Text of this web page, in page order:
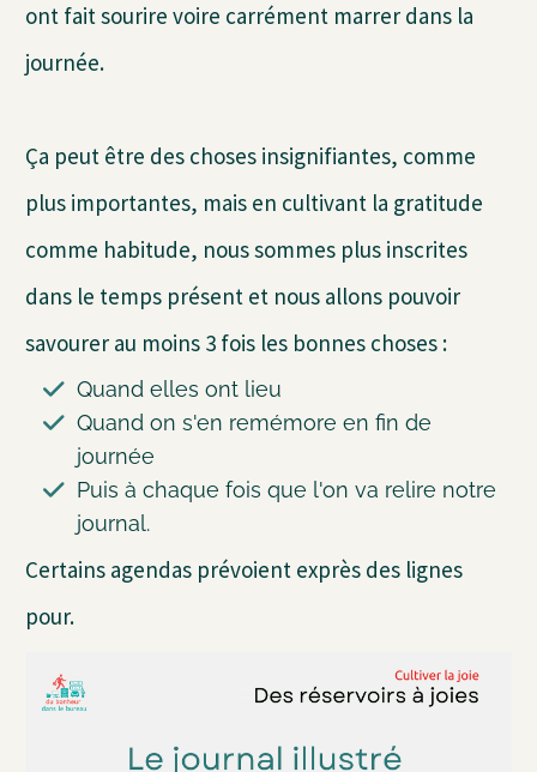
ont fait sourire voire carrément marrer dans la
journée.
Ça peut être des choses insignifiantes, comme
plus importantes, mais en cultivant la gratitude
comme habitude, nous sommes plus inscrites
dans le temps présent et nous allons pouvoir
savourer au moins 3 fois les bonnes choses :
Quand elles ont lieu
Quand on s'en remémore en fin de
journée
Puis à chaque fois que l'on va relire notre
journal.
Certains agendas prévoient exprès des lignes
pour.